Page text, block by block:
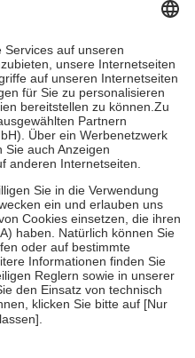
in Höhe von zehn
nie mehr als die tatsächlichen
für Online-Apotheken.
beträgt die
sowie zehn Euro je
für ihre eigene Gesundheit zu
der Familie zu unterstützen,
vollendeten 18. Lebensjahr
Früherkennung, die von der